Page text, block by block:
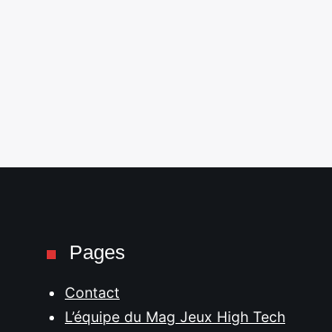
Pages
Contact
L’équipe du Mag Jeux High Tech